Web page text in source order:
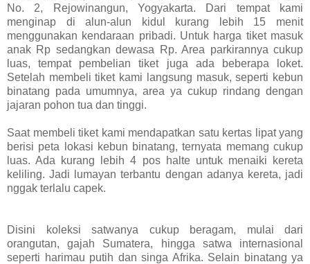
No. 2, Rejowinangun, Yogyakarta. Dari tempat kami
menginap di alun-alun kidul kurang lebih 15 menit
menggunakan kendaraan pribadi. Untuk harga tiket masuk
anak Rp sedangkan dewasa Rp. Area parkirannya cukup
luas, tempat pembelian tiket juga ada beberapa loket.
Setelah membeli tiket kami langsung masuk, seperti kebun
binatang pada umumnya, area ya cukup rindang dengan
jajaran pohon tua dan tinggi.
Saat membeli tiket kami mendapatkan satu kertas lipat yang
berisi peta lokasi kebun binatang, ternyata memang cukup
luas. Ada kurang lebih 4 pos halte untuk menaiki kereta
keliling. Jadi lumayan terbantu dengan adanya kereta, jadi
nggak terlalu capek.
Disini koleksi satwanya cukup beragam, mulai dari
orangutan, gajah Sumatera, hingga satwa internasional
seperti harimau putih dan singa Afrika. Selain binatang ya